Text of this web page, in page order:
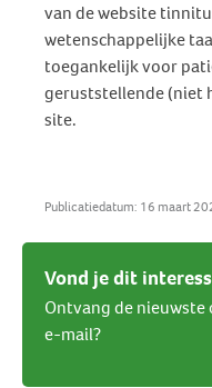
van de website
wetenschappelijke
toegankelijk voor
geruststellende (niet
site.
Publicatiedatum: 16 maart
Vond je dit
Ontvang de
e-mail?